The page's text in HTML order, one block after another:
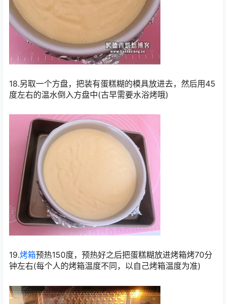
18.另取一个方盘，把装有蛋糕糊的模具放进去，然后用45
度左右的温水倒入方盘中(古早需要水浴烤哦)
19.烤箱预热150度，预热好之后把蛋糕糊放进烤箱烤70分
钟左右(每个人的烤箱温度不同，以自己烤箱温度为准)